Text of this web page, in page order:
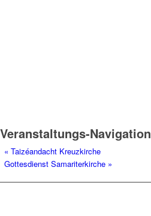
Veranstaltungs-Navigation
« Taizéandacht Kreuzkirche
Gottesdienst Samariterkirche »